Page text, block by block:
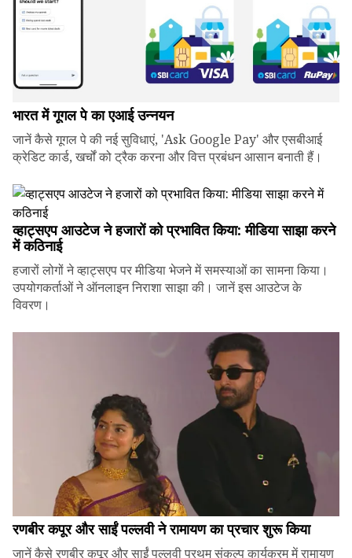
भारत में गूगल पे का एआई उन्नयन
जानें कैसे गूगल पे की नई सुविधाएं, 'Ask Google Pay' और एसबीआई
क्रेडिट कार्ड, खर्चों को ट्रैक करना और वित्त प्रबंधन आसान बनाती हैं।
व्हाट्सएप आउटेज ने हजारों को प्रभावित किया: मीडिया साझा करने
में कठिनाई
हजारों लोगों ने व्हाट्सएप पर मीडिया भेजने में समस्याओं का सामना किया।
उपयोगकर्ताओं ने ऑनलाइन निराशा साझा की। जानें इस आउटेज के
विवरण।
रणबीर कपूर और साईं पल्लवी ने रामायण का प्रचार शुरू किया
जानें कैसे रणबीर कपूर और साईं पल्लवी प्रथम् संकल्प कार्यक्रम में रामायण